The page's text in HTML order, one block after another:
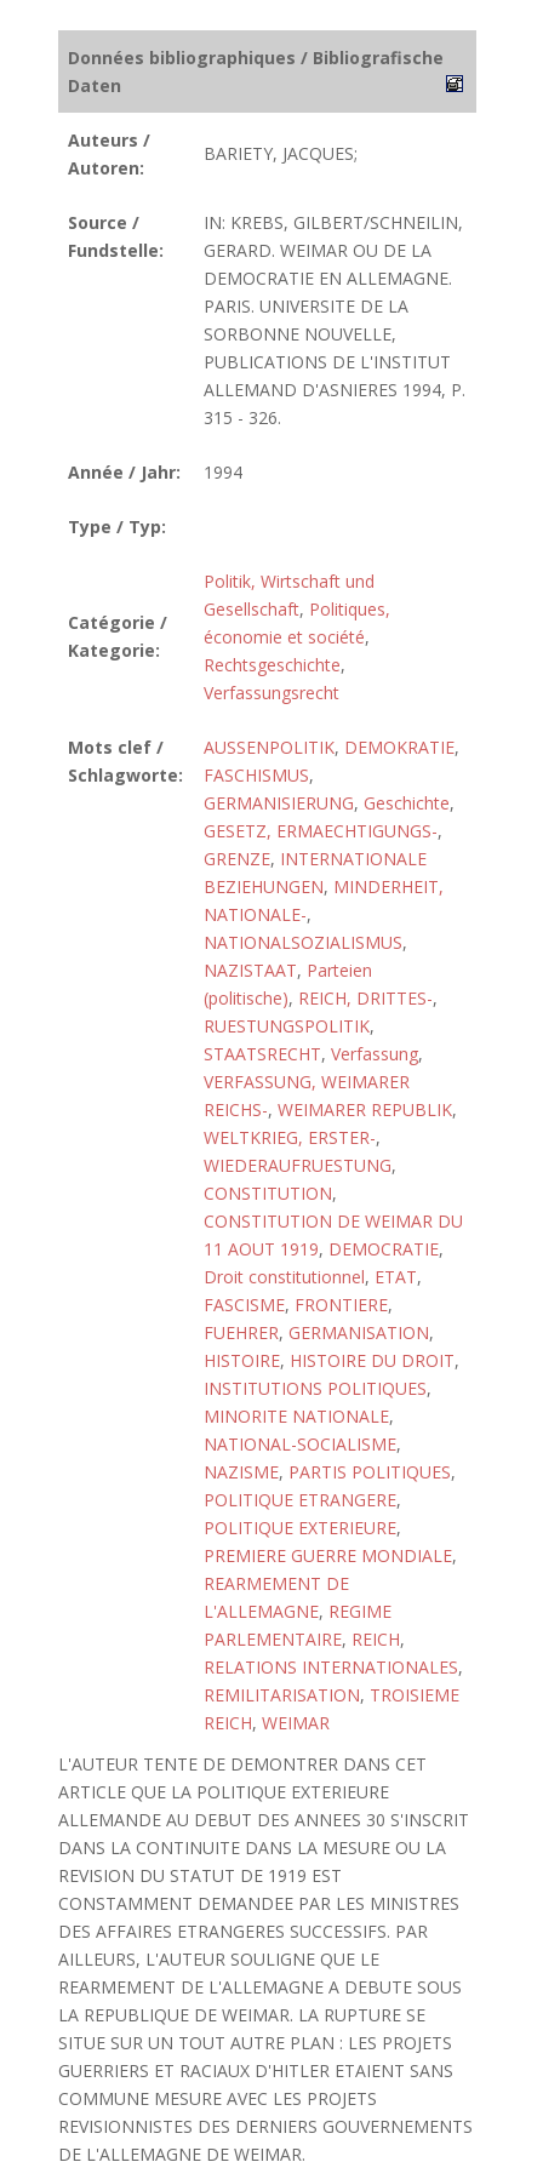
Données bibliographiques / Bibliografische
Daten
Auteurs /
Autoren:
BARIETY, JACQUES;
Source /
Fundstelle:
IN: KREBS, GILBERT/SCHNEILIN,
GERARD. WEIMAR OU DE LA
DEMOCRATIE EN ALLEMAGNE.
PARIS. UNIVERSITE DE LA
SORBONNE NOUVELLE,
PUBLICATIONS DE L'INSTITUT
ALLEMAND D'ASNIERES 1994, P.
315 - 326.
Année / Jahr: 1994
Type / Typ:
Catégorie /
Kategorie:
Politik, Wirtschaft und
Gesellschaft, Politiques,
économie et société,
Rechtsgeschichte,
Verfassungsrecht
Mots clef /
Schlagworte:
AUSSENPOLITIK, DEMOKRATIE,
FASCHISMUS,
GERMANISIERUNG, Geschichte,
GESETZ, ERMAECHTIGUNGS-,
GRENZE, INTERNATIONALE
BEZIEHUNGEN, MINDERHEIT,
NATIONALE-,
NATIONALSOZIALISMUS,
NAZISTAAT, Parteien
(politische), REICH, DRITTES-,
RUESTUNGSPOLITIK,
STAATSRECHT, Verfassung,
VERFASSUNG, WEIMARER
REICHS-, WEIMARER REPUBLIK,
WELTKRIEG, ERSTER-,
WIEDERAUFRUESTUNG,
CONSTITUTION,
CONSTITUTION DE WEIMAR DU
11 AOUT 1919, DEMOCRATIE,
Droit constitutionnel, ETAT,
FASCISME, FRONTIERE,
FUEHRER, GERMANISATION,
HISTOIRE, HISTOIRE DU DROIT,
INSTITUTIONS POLITIQUES,
MINORITE NATIONALE,
NATIONAL-SOCIALISME,
NAZISME, PARTIS POLITIQUES,
POLITIQUE ETRANGERE,
POLITIQUE EXTERIEURE,
PREMIERE GUERRE MONDIALE,
REARMEMENT DE
L'ALLEMAGNE, REGIME
PARLEMENTAIRE, REICH,
RELATIONS INTERNATIONALES,
REMILITARISATION, TROISIEME
REICH, WEIMAR
L'AUTEUR TENTE DE DEMONTRER DANS CET
ARTICLE QUE LA POLITIQUE EXTERIEURE
ALLEMANDE AU DEBUT DES ANNEES 30 S'INSCRIT
DANS LA CONTINUITE DANS LA MESURE OU LA
REVISION DU STATUT DE 1919 EST
CONSTAMMENT DEMANDEE PAR LES MINISTRES
DES AFFAIRES ETRANGERES SUCCESSIFS. PAR
AILLEURS, L'AUTEUR SOULIGNE QUE LE
REARMEMENT DE L'ALLEMAGNE A DEBUTE SOUS
LA REPUBLIQUE DE WEIMAR. LA RUPTURE SE
SITUE SUR UN TOUT AUTRE PLAN : LES PROJETS
GUERRIERS ET RACIAUX D'HITLER ETAIENT SANS
COMMUNE MESURE AVEC LES PROJETS
REVISIONNISTES DES DERNIERS GOUVERNEMENTS
DE L'ALLEMAGNE DE WEIMAR.